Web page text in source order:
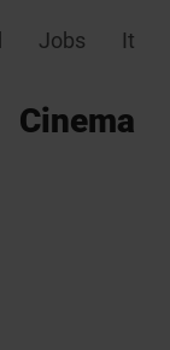
Jobs It
Cinema